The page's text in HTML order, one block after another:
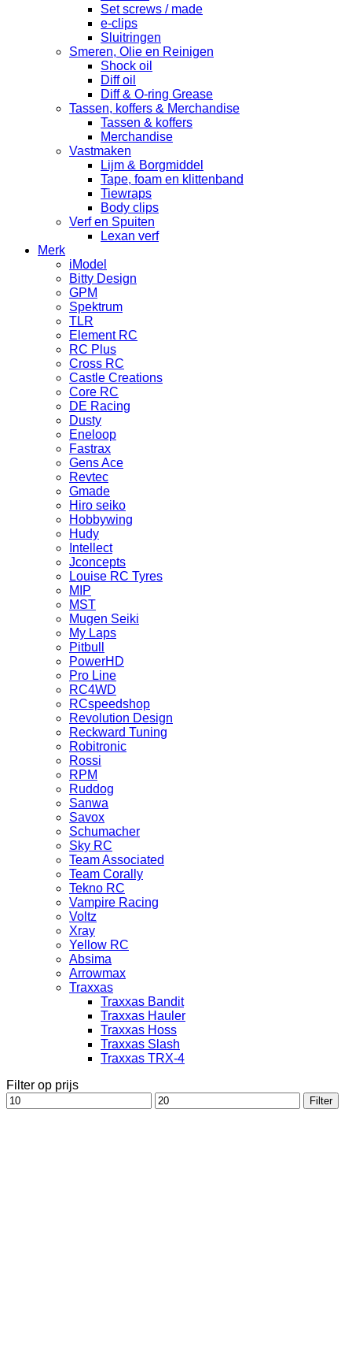
Set screws / made
e-clips
Sluitringen
Smeren, Olie en Reinigen
Shock oil
Diff oil
Diff & O-ring Grease
Tassen, koffers & Merchandise
Tassen & koffers
Merchandise
Vastmaken
Lijm & Borgmiddel
Tape, foam en klittenband
Tiewraps
Body clips
Verf en Spuiten
Lexan verf
Merk
iModel
Bitty Design
GPM
Spektrum
TLR
Element RC
RC Plus
Cross RC
Castle Creations
Core RC
DE Racing
Dusty
Eneloop
Fastrax
Gens Ace
Revtec
Gmade
Hiro seiko
Hobbywing
Hudy
Intellect
Jconcepts
Louise RC Tyres
MIP
MST
Mugen Seiki
My Laps
Pitbull
PowerHD
Pro Line
RC4WD
RCspeedshop
Revolution Design
Reckward Tuning
Robitronic
Rossi
RPM
Ruddog
Sanwa
Savox
Schumacher
Sky RC
Team Associated
Team Corally
Tekno RC
Vampire Racing
Voltz
Xray
Yellow RC
Absima
Arrowmax
Traxxas
Traxxas Bandit
Traxxas Hauler
Traxxas Hoss
Traxxas Slash
Traxxas TRX-4
Filter op prijs
Min.
prijs
Max.
prijs
Filter